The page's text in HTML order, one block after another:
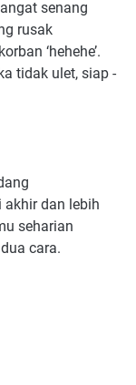
senang
rusak
‘hehehe’.
tidak ulet, siap -
dan lebih
seharian
cara.